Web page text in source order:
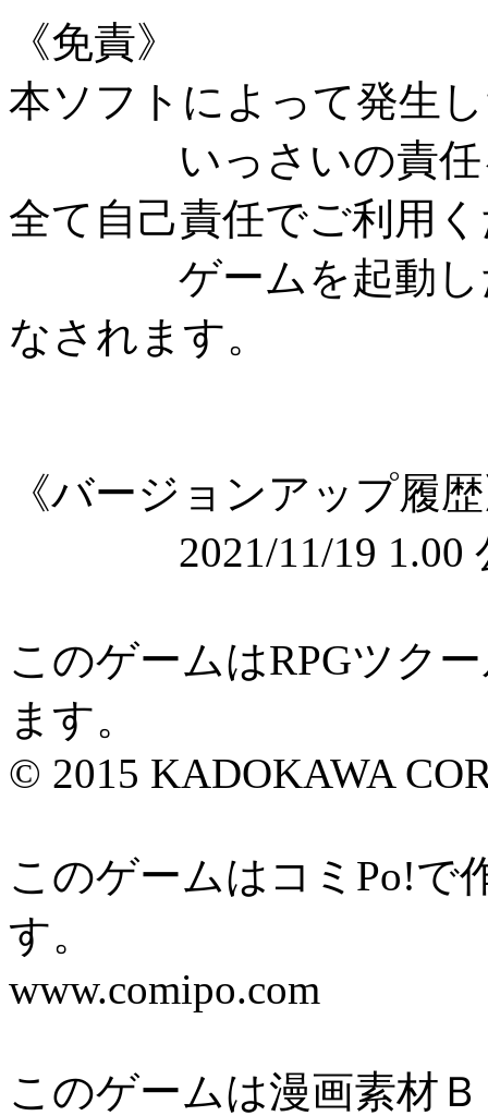
《免責》
本ソフトによって発生
いっさいの責任を
全て自己責任でご利用
ゲームを起動した
なされます。
《バージョンアップ履
2021/11/19 1.00
このゲームはRPGツク
ます。
© 2015 KADOKAWA
このゲームはコミPo!で
す。
www.comipo.com
このゲームは漫画素材